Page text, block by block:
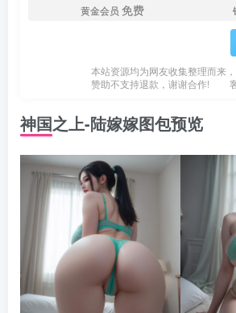
黄金会员 免费
本站资源均为网友收集整理而来
赞助不支持退款，谢谢合作!
神国之上-陆嫁嫁图包预览